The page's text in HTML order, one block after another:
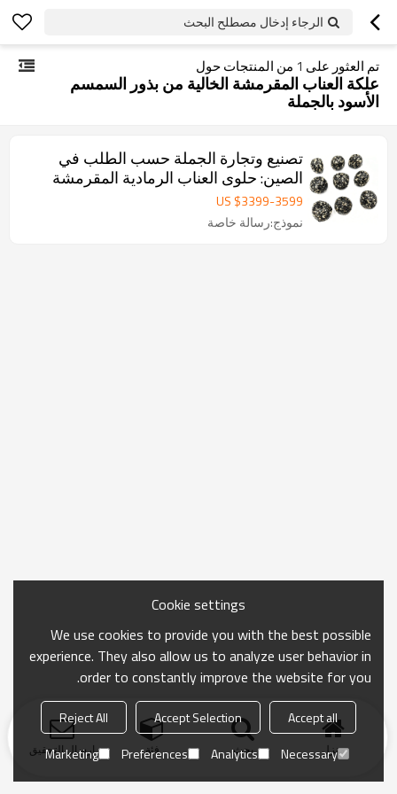
الرجاء إدخال مصطلح البحث
تم العثور على 1 من المنتجات حول
علكة العناب المقرمشة الخالية من بذور السمسم
الأسود بالجملة
تصنيع وتجارة الجملة حسب الطلب في
الصين: حلوى العناب الرمادية المقرمشة
الخالية من البذور والمغطاة بالسمسم |
علامة تجارية خاصة
US $3399-3599
نموذج:رسالة خاصة
منزل بحث فئة ارسال التحقيق
Cookie settings
We use cookies to provide you with the best possible
experience. They also allow us to analyze user behavior in
order to constantly improve the website for you.
Accept all
Accept Selection
Reject All
Necessary
Analytics
Preferences
Marketing